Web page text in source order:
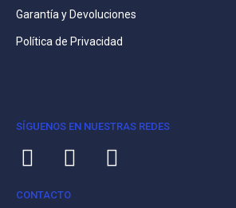
Garantía y Devoluciones
Política de Privacidad
SÍGUENOS EN NUESTRAS REDES
CONTACTO